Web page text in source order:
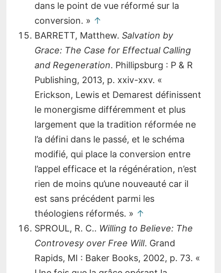
dans le point de vue réformé sur la
conversion. » ↑
BARRETT, Matthew. Salvation by
Grace: The Case for Effectual Calling
and Regeneration. Phillipsburg : P & R
Publishing, 2013, p. xxiv-xxv. «
Erickson, Lewis et Demarest définissent
le monergisme différemment et plus
largement que la tradition réformée ne
l’a défini dans le passé, et le schéma
modifié, qui place la conversion entre
l’appel efficace et la régénération, n’est
rien de moins qu’une nouveauté car il
est sans précédent parmi les
théologiens réformés. » ↑
SPROUL, R. C.. Willing to Believe: The
Controvesy over Free Will. Grand
Rapids, MI : Baker Books, 2002, p. 73. «